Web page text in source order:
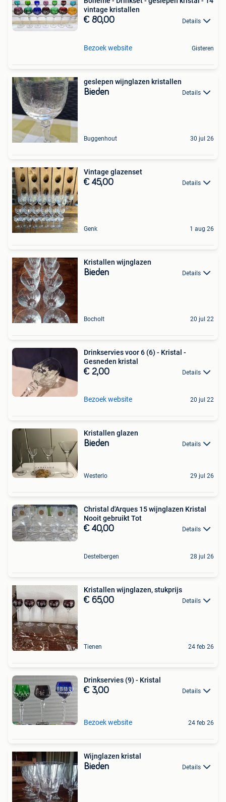
vintage kristallen
€ 80,00 Details
Bezoek website Gisteren
geslepen wijnglazen kristallen
Bieden Details
Buggenhout 30 jul 26
Vintage glazenset
€ 45,00 Details
Genk 1 aug 26
Kristallen wijnglazen
Bieden Details
Bocholt 20 jul 22
Drinkservies voor 6 (6) - Kristal -
Gesneden kristal
€ 2,00 Details
Bezoek website 20 jul 22
Kristallen glazen
Bieden Details
Westerlo 29 jul 26
Christal d'Arques 15 wijnglazen Kristal
Nooit gebruikt Tot
€ 40,00 Details
Destelbergen 28 jul 26
Kristallen wijnglazen, stukprijs
€ 65,00 Details
Tienen 24 feb 26
Drinkservies (9) - Kristal
€ 3,00 Details
Bezoek website 24 feb 26
Wijnglazen kristal
Bieden Details